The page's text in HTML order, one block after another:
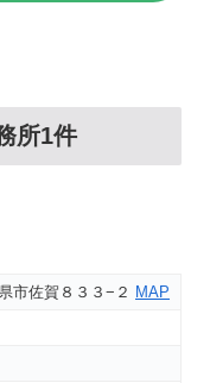
所1件
市佐賀８３３−２
MAP